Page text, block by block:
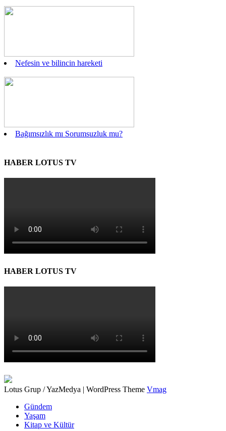
Nefesin ve bilincin hareketi
Bağımsızlık mı Sorumsuzluk mu?
HABER LOTUS TV
HABER LOTUS TV
Lotus Grup / YazMedya | WordPress Theme Vmag
Gündem
Yaşam
Kitap ve Kültür